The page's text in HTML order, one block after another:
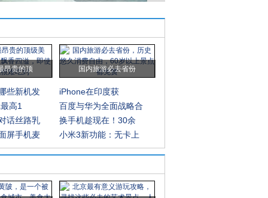
昂贵的顶 国内旅游必去省份
些新机发
iPhone在印度获
高1
百度与华为全面战略合
话丝路乳
换手机趁现在！30余
屏手机麦
小米3新功能：无卡上